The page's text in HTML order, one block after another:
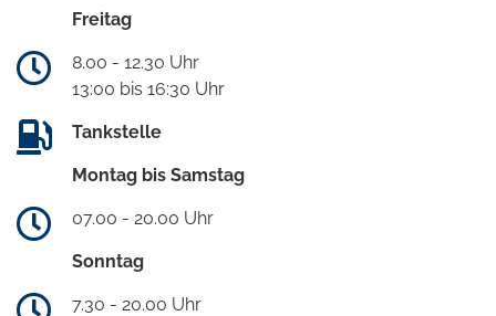
Freitag
8.00 - 12.30 Uhr
13:00 bis 16:30 Uhr
Tankstelle
Montag bis Samstag
07.00 - 20.00 Uhr
Sonntag
7.30 - 20.00 Uhr